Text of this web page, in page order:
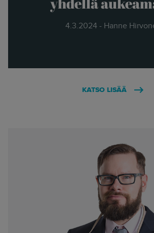
4.3.2024 - Hanne
KATSO LISÄÄ